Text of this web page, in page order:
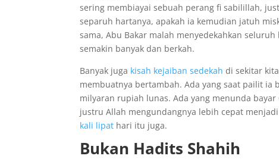
sering membiayai sebuah perang fi sabilillah,
separuh hartanya, apakah ia kemudian jatuh
sama, Abu Bakar malah menyedekahkan
semakin banyak dan berkah.
Banyak juga kisah kejaiban sedekah di sekitar
membuatnya bertambah. Ada yang saat pailit
milyaran rupiah lunas. Ada yang menunda
justru Allah mengundangnya lebih cepat
kali lipat hari itu juga.
Bukan Hadits Shahih